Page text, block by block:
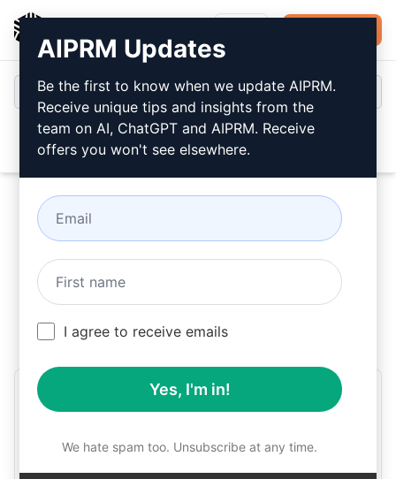
立即尝试克劳德提示
步骤 1：免费下载 AIPRM
谷歌浏览器的 AIPRM Claude
介绍 AIPRM for Claude。免费开始使用 4,500 多条
AIPRM Updates
Be the first to know when we update AIPRM.
Receive unique tips and insights from the
team on AI, ChatGPT and AIPRM. Receive
offers you won't see elsewhere.
I agree to receive emails
Yes, I'm in!
We hate spam too. Unsubscribe at any time.